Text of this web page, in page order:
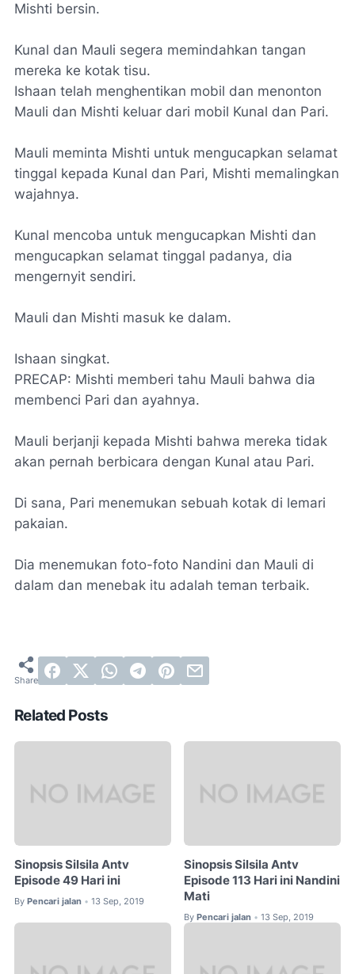
Mishti bersin.
Kunal dan Mauli segera memindahkan tangan
mereka ke kotak tisu.
Ishaan telah menghentikan mobil dan menonton
Mauli dan Mishti keluar dari mobil Kunal dan Pari.
Mauli meminta Mishti untuk mengucapkan selamat
tinggal kepada Kunal dan Pari, Mishti memalingkan
wajahnya.
Kunal mencoba untuk mengucapkan Mishti dan
mengucapkan selamat tinggal padanya, dia
mengernyit sendiri.
Mauli dan Mishti masuk ke dalam.
Ishaan singkat.
PRECAP: Mishti memberi tahu Mauli bahwa dia
membenci Pari dan ayahnya.
Mauli berjanji kepada Mishti bahwa mereka tidak
akan pernah berbicara dengan Kunal atau Pari.
Di sana, Pari menemukan sebuah kotak di lemari
pakaian.
Dia menemukan foto-foto Nandini dan Mauli di
dalam dan menebak itu adalah teman terbaik.
Related Posts
Sinopsis Silsila Antv
Episode 49 Hari ini
By Pencari jalan • 13 Sep, 2019
Sinopsis Silsila Antv
Episode 113 Hari ini Nandini
Mati
By Pencari jalan • 13 Sep, 2019